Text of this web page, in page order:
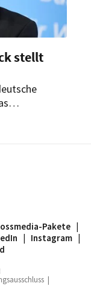
stellt
Pakete |
| Instagram |
|